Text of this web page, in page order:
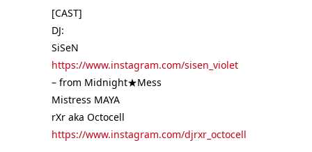
[CAST]
DJ:
SiSeN
https://www.instagram.com/sisen_violet
– from Midnight★Mess
Mistress MAYA
rXr aka Octocell
https://www.instagram.com/djrxr_octocell